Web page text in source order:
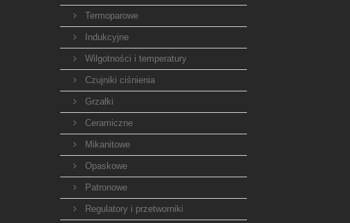
Termoparowe
Indukcyjne
Wilgotności i temperatury
Czujniki ciśnienia
Grzałki
Ceramiczne
Mikanitowe
Opaskowe
Patronowe
Regulatory i przetworniki